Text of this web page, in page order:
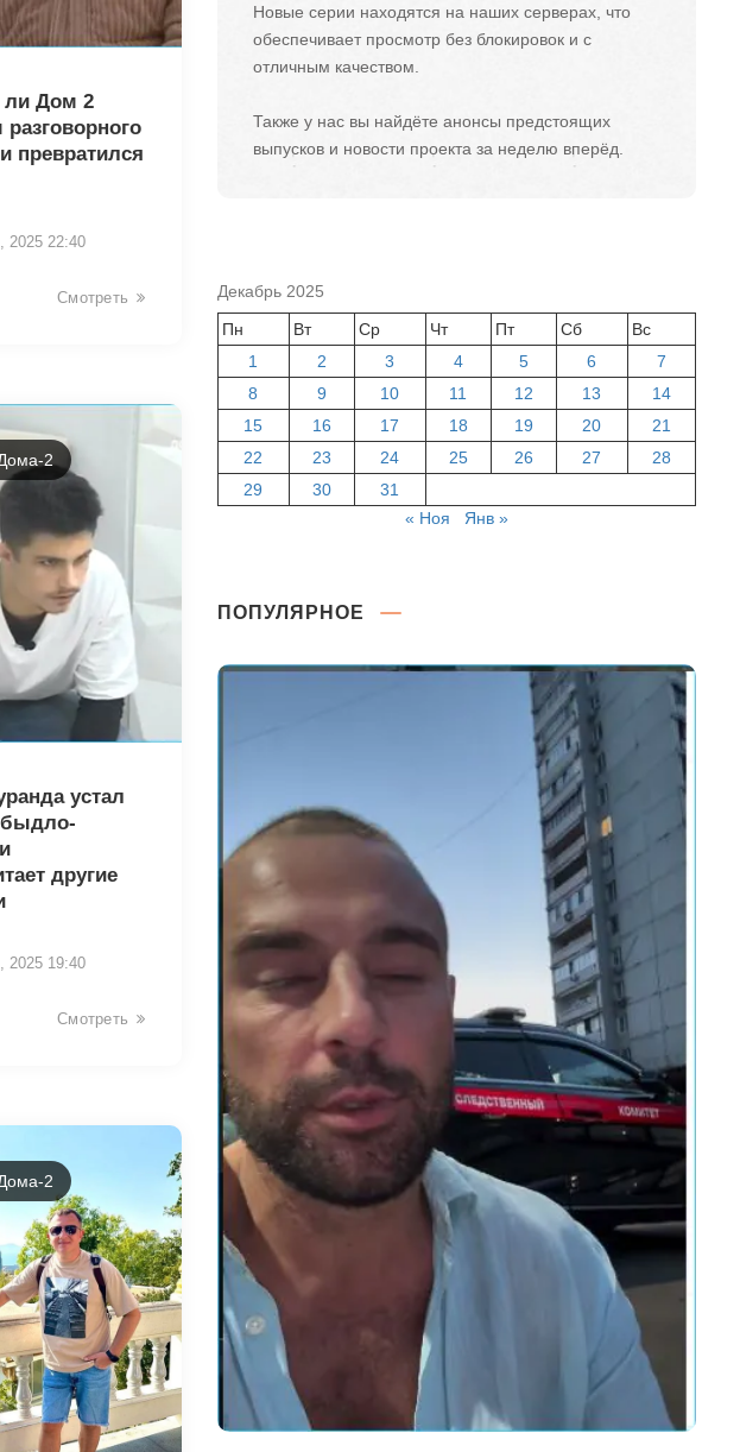
ли Дом 2
разговорного
превратился
2025 22:40
Смотреть
2
устал
быдло-
другие
2025 19:40
Смотреть
2
Новые серии находятся на наших серверах, что
обеспечивает просмотр без блокировок и с
отличным качеством.
Также у нас вы найдёте анонсы предстоящих
выпусков и новости проекта за неделю вперёд.
Декабрь 2025
Пн
Вт Ср Чт Пт Сб
Вс
1
2 3 4 5 6
7
8
9 10 11 12 13
14
15
16 17 18 19 20
21
22
23 24 25 26 27
28
29
30
31
« Ноя
Янв »
ПОПУЛЯРНОЕ